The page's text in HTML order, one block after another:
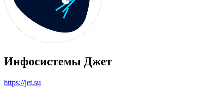
Инфосистемы Джет
https://jet.su